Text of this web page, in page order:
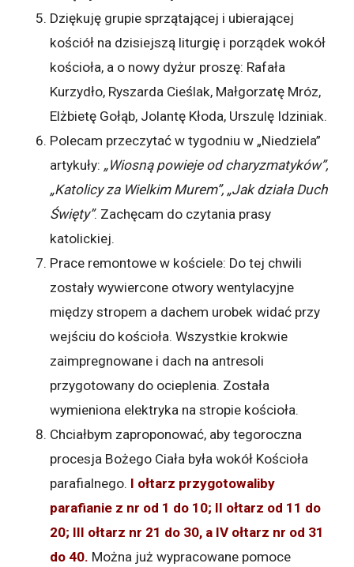
Dziękuję grupie sprzątającej i ubierającej
kościół na dzisiejszą liturgię i porządek wokół
kościoła, a o nowy dyżur proszę: Rafała
Kurzydło, Ryszarda Cieślak, Małgorzatę Mróz,
Elżbietę Gołąb, Jolantę Kłoda, Urszulę Idziniak.
Polecam przeczytać w tygodniu w „Niedziela”
artykuły: „Wiosną powieje od charyzmatyków”,
„Katolicy za Wielkim Murem”, „Jak działa Duch
Święty”. Zachęcam do czytania prasy
katolickiej.
Prace remontowe w kościele: Do tej chwili
zostały wywiercone otwory wentylacyjne
między stropem a dachem urobek widać przy
wejściu do kościoła. Wszystkie krokwie
zaimpregnowane i dach na antresoli
przygotowany do ocieplenia. Została
wymieniona elektryka na stropie kościoła.
Chciałbym zaproponować, aby tegoroczna
procesja Bożego Ciała była wokół Kościoła
parafialnego. I ołtarz przygotowaliby
parafianie z nr od 1 do 10; II ołtarz od 11 do
20; III ołtarz nr 21 do 30, a IV ołtarz nr od 31
do 40. Można już wypracowane pomoce